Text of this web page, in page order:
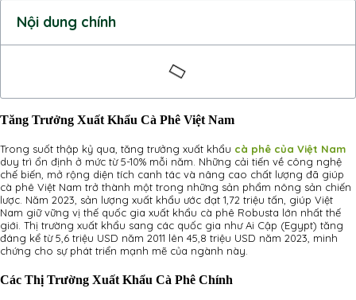
Nội dung chính
Tăng Trưởng Xuất Khẩu Cà Phê Việt Nam
Trong suốt thập kỷ qua, tăng trưởng xuất khẩu cà phê của Việt Nam
duy trì ổn định ở mức từ 5-10% mỗi năm. Những cải tiến về công nghệ
chế biến, mở rộng diện tích canh tác và nâng cao chất lượng đã giúp
cà phê Việt Nam trở thành một trong những sản phẩm nông sản chiến
lược. Năm 2023, sản lượng xuất khẩu ước đạt 1,72 triệu tấn, giúp Việt
Nam giữ vững vị thế quốc gia xuất khẩu cà phê Robusta lớn nhất thế
giới. Thị trường xuất khẩu sang các quốc gia như Ai Cập (Egypt) tăng
đáng kể từ 5,6 triệu USD năm 2011 lên 45,8 triệu USD năm 2023, minh
chứng cho sự phát triển mạnh mẽ của ngành này.
Các Thị Trường Xuất Khẩu Cà Phê Chính